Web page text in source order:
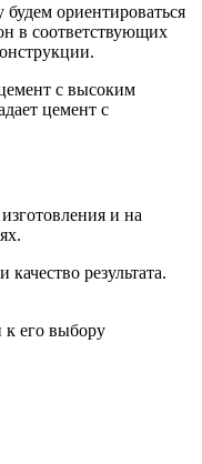
ориентироваться
в соответствующих
с высоким
цемент с
и на
результата.
к его выбору